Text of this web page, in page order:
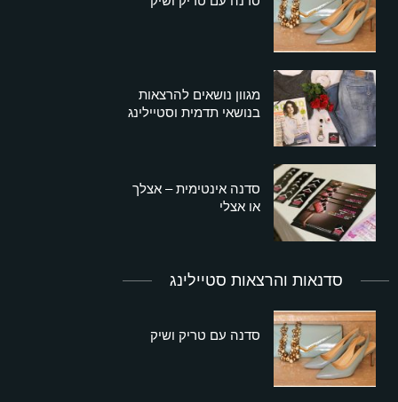
מגוון נושאים להרצאות
בנושאי תדמית וסטיילינג
סדנה אינטימית – אצלך
או אצלי
סדנאות והרצאות סטיילינג
סדנה עם טריק ושיק